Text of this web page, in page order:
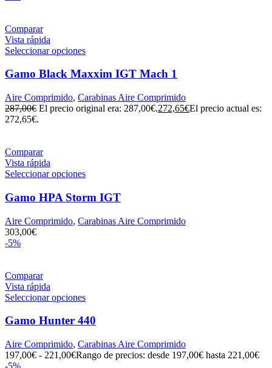
Comparar
Vista rápida
Seleccionar opciones
Gamo Black Maxxim IGT Mach 1
Aire Comprimido, Carabinas Aire Comprimido
287,00€ El precio original era: 287,00€.272,65€El precio actual es:
272,65€.
Comparar
Vista rápida
Seleccionar opciones
Gamo HPA Storm IGT
Aire Comprimido, Carabinas Aire Comprimido
303,00€
-5%
Comparar
Vista rápida
Seleccionar opciones
Gamo Hunter 440
Aire Comprimido, Carabinas Aire Comprimido
197,00€ - 221,00€Rango de precios: desde 197,00€ hasta 221,00€
-5%